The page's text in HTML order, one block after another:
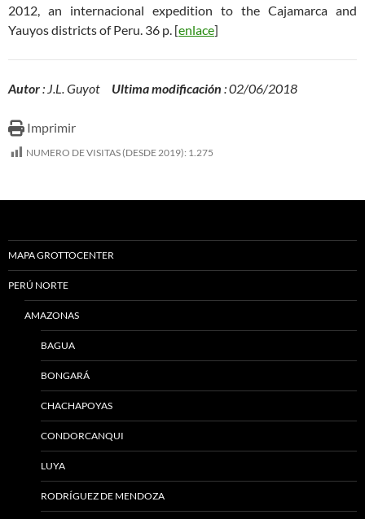
2012, an internacional expedition to the Cajamarca and
Yauyos districts of Peru. 36 p. [enlace]
Autor: J.L. Guyot Ultima modificación : 02/06/2018
Imprimir
NUMERO DE VISITAS (DESDE 2019): 1.275
MAPA GROTTOCENTER
PERÚ NORTE
AMAZONAS
BAGUA
BONGARÁ
CHACHAPOYAS
CONDORCANQUI
LUYA
RODRÍGUEZ DE MENDOZA